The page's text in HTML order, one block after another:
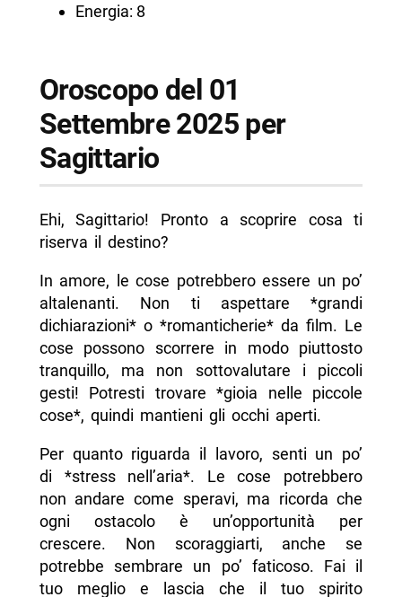
Energia: 8
Oroscopo del 01
Settembre 2025 per
Sagittario
Ehi, Sagittario! Pronto a scoprire cosa ti
riserva il destino?
In amore, le cose potrebbero essere un po’
altalenanti. Non ti aspettare *grandi
dichiarazioni* o *romanticherie* da film. Le
cose possono scorrere in modo piuttosto
tranquillo, ma non sottovalutare i piccoli
gesti! Potresti trovare *gioia nelle piccole
cose*, quindi mantieni gli occhi aperti.
Per quanto riguarda il lavoro, senti un po’
di *stress nell’aria*. Le cose potrebbero
non andare come speravi, ma ricorda che
ogni ostacolo è un’opportunità per
crescere. Non scoraggiarti, anche se
potrebbe sembrare un po’ faticoso. Fai il
tuo meglio e lascia che il tuo spirito